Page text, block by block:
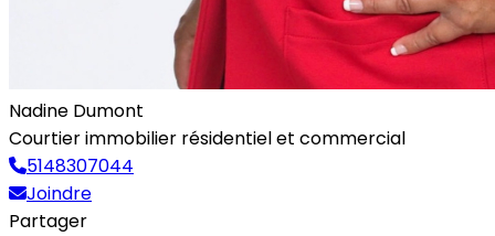
Nadine Dumont
Courtier immobilier résidentiel et commercial
5148307044
Joindre
Partager